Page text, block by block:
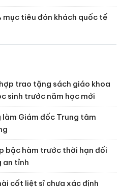
mục tiêu đón khách quốc tế
trao tặng sách giáo khoa
sinh trước năm học mới
Giám đốc Trung tâm
bậc hàm trước thời hạn đối
an tỉnh
cốt liệt sĩ chưa xác định